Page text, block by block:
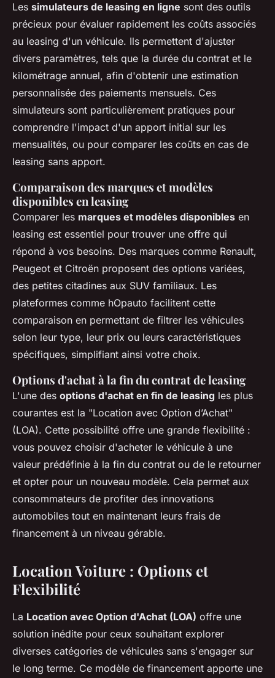
Les simulateurs de leasing en ligne sont des outils
précieux pour évaluer rapidement les coûts associés
au leasing d'un véhicule. Ils permettent d'ajuster
divers paramètres, tels que la durée du contrat et le
kilométrage annuel, afin d'obtenir une estimation
personnalisée des paiements mensuels. Ces
simulateurs sont particulièrement pratiques pour
comprendre l'impact d'un apport initial sur les
mensualités, ou pour comparer les coûts en cas de
leasing sans apport.
Comparaison des marques et modèles
disponibles en leasing
Comparer les marques et modèles disponibles en
leasing est essentiel pour trouver une offre qui
répond à vos besoins. Des marques comme Renault,
Peugeot et Citroën proposent des options variées,
des petites citadines aux SUV familiaux. Les
plateformes comme hOpauto facilitent cette
comparaison en permettant de filtrer les véhicules
selon leur type, leur prix ou leurs caractéristiques
spécifiques, simplifiant ainsi votre choix.
Options d'achat à la fin du contrat de leasing
L'une des options d'achat en fin de leasing les plus
courantes est la "Location avec Option d’Achat"
(LOA). Cette possibilité offre une grande flexibilité :
vous pouvez choisir d'acheter le véhicule à une
valeur prédéfinie à la fin du contrat ou de le retourner
et opter pour un nouveau modèle. Cela permet aux
consommateurs de profiter des innovations
automobiles tout en maintenant leurs frais de
financement à un niveau gérable.
Location Voiture : Options et
Flexibilité
La Location avec Option d'Achat (LOA) offre une
solution inédite pour ceux souhaitant explorer
diverses catégories de véhicules sans s'engager sur
le long terme. Ce modèle de financement apporte une